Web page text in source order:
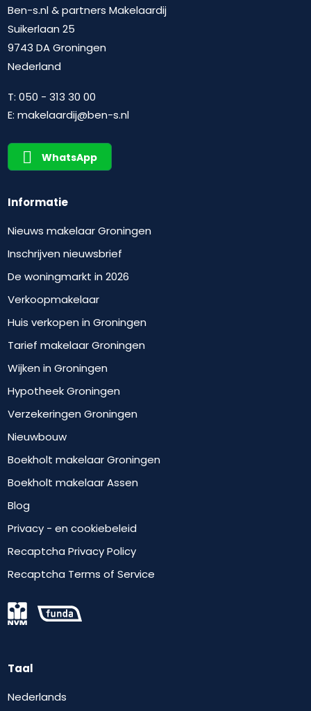
Ben-s.nl & partners Makelaardij
Suikerlaan 25
9743 DA Groningen
Nederland
T:050 - 313 30 00
E:makelaardij@ben-s.nl
WhatsApp
Informatie
Nieuws makelaar Groningen
Inschrijven nieuwsbrief
De woningmarkt in 2026
Verkoopmakelaar
Huis verkopen in Groningen
Tarief makelaar Groningen
Wijken in Groningen
Hypotheek Groningen
Verzekeringen Groningen
Nieuwbouw
Boekholt makelaar Groningen
Boekholt makelaar Assen
Blog
Privacy - en cookiebeleid
Recaptcha Privacy Policy
Recaptcha Terms of Service
Taal
Nederlands